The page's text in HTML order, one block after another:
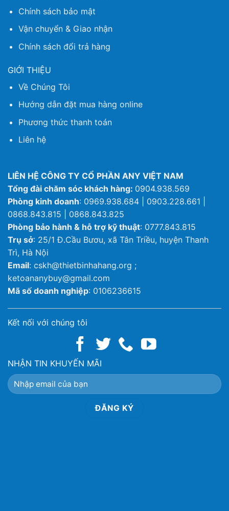
Chính sách bảo mật
Vận chuyển & Giao nhận
Chính sách đổi trả hàng
GIỚI THIỆU
Về Chúng Tôi
Hướng dẫn đặt mua hàng online
Phương thức thanh toán
Liên hệ
LIÊN HỆ CÔNG TY CỔ PHẦN ANY VIỆT NAM
Tổng đài chăm sóc khách hàng: 0904.938.569
Phòng kinh doanh: 0969.938.684 | 0903.228.661 |
0868.843.815 | 0868.843.825
Phòng bảo hành & hỗ trợ kỹ thuật: 0777.843.815
Trụ sở: 25/1 Đ.Cầu Bươu, xã Tân Triều, huyện Thanh
Trì, Hà Nội
Email: cskh@thietbinhahang.org ;
ketoananybuy@gmail.com
Mã số doanh nghiệp: 0106236615
Kết nối với chúng tôi
NHẬN TIN KHUYẾN MÃI